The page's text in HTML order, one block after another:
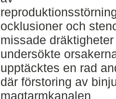
ocklusioner och
missade
undersökte
upptäcktes en rad
där förstoring av
magtarmkanalen